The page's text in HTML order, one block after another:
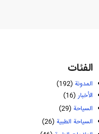
الفئات
المدونة (192)
الأخبار(16)
السياحة (29)
السياحة الطبية (26)